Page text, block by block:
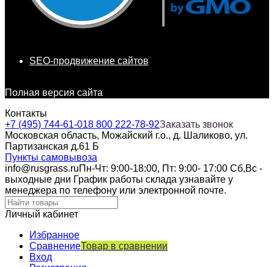
SEO-продвижение сайтов
Полная версия сайта
Контакты
+7 (495) 744-61-018 800 222-78-92Заказать звонок
Московская область, Можайский г.о., д. Шаликово, ул.
Партизанская д.61 Б
Пункты самовывоза
info@rusgrass.ruПн-Чт: 9:00-18:00, Пт: 9:00- 17:00 Сб,Вс -
выходные дни График работы склада узнавайте у
менеджера по телефону или электронной почте.
Личный кабинет
Избранное
СравнениеТовар в сравнении
Вход